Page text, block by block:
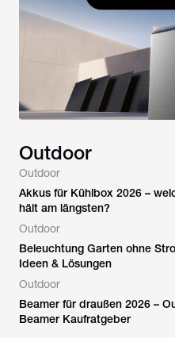
Outdoor
Outdoor
Akkus für Kühlbox 2026 –
hält am längsten?
Outdoor
Beleuchtung Garten ohne
Ideen & Lösungen
Outdoor
Beamer für draußen 2026 –
Beamer Kaufratgeber